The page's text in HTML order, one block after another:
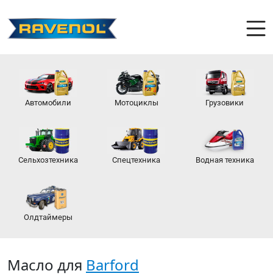
Автомобили Мотоциклы Грузовики
Сельхозтехника Спецтехника Водная техника
Олдтаймеры
Масло для Barford